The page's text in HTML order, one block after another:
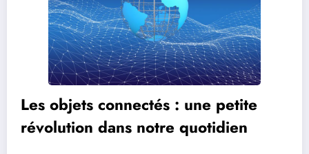
Les objets connectés : une petite
révolution dans notre quotidien